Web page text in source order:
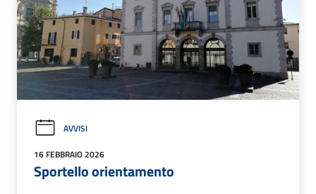
AVVISI
16 FEBBRAIO 2026
Sportello orientamento